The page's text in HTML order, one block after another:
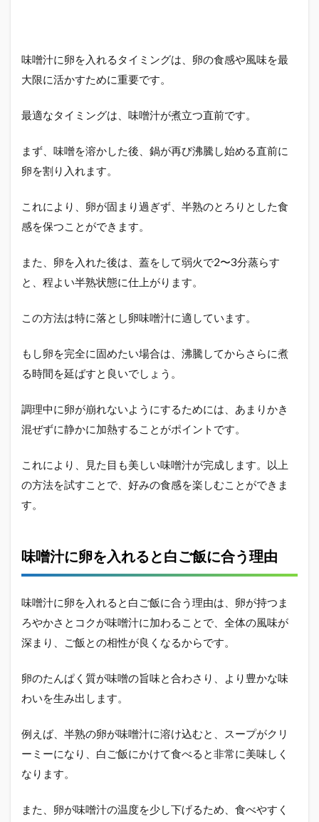
味噌汁に卵を入れるタイミングは、卵の食感や風味を最
大限に活かすために重要です。
最適なタイミングは、味噌汁が煮立つ直前です。
まず、味噌を溶かした後、鍋が再び沸騰し始める直前に
卵を割り入れます。
これにより、卵が固まり過ぎず、半熟のとろりとした食
感を保つことができます。
また、卵を入れた後は、蓋をして弱火で2〜3分蒸らす
と、程よい半熟状態に仕上がります。
この方法は特に落とし卵味噌汁に適しています。
もし卵を完全に固めたい場合は、沸騰してからさらに煮
る時間を延ばすと良いでしょう。
調理中に卵が崩れないようにするためには、あまりかき
混ぜずに静かに加熱することがポイントです。
これにより、見た目も美しい味噌汁が完成します。以上
の方法を試すことで、好みの食感を楽しむことができま
す。
味噌汁に卵を入れると白ご飯に合う理由
味噌汁に卵を入れると白ご飯に合う理由は、卵が持つま
ろやかさとコクが味噌汁に加わることで、全体の風味が
深まり、ご飯との相性が良くなるからです。
卵のたんぱく質が味噌の旨味と合わさり、より豊かな味
わいを生み出します。
例えば、半熟の卵が味噌汁に溶け込むと、スープがクリ
ーミーになり、白ご飯にかけて食べると非常に美味しく
なります。
また、卵が味噌汁の温度を少し下げるため、食べやすく